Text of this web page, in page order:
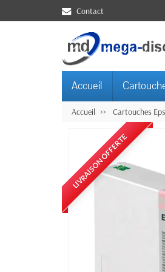
Contact
Accueil
Accueil Cartouches
LIVRAISON OFFERTE